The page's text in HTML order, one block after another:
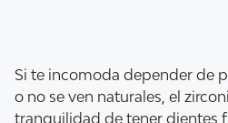
Si te incomoda depender de
o no se ven naturales, el
tranquilidad de tener dientes